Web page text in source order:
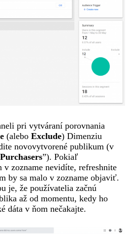
pri vytváraní porovnania
(alebo Exclude) Dimenziu
novovytvorené publikum (v
”). Pokiaľ
zozname nevidíte, refreshnite
by sa malo v zozname objaviť.
je, že používatelia začnú
až od momentu, kedy ho
dáta v ňom nečakajte.